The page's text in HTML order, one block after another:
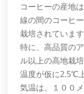
コーヒーの産地
線の間のコーヒ
栽培されています
特に、高品質の
ル以上の高地栽培
温度が仮に2.5℃
気温は、１００